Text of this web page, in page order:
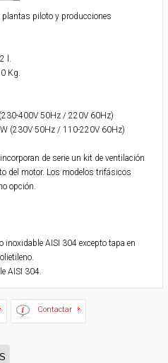
plantas piloto y producciones
l.
Kg.
400V 50Hz / 220V 60Hz)
(230V 50Hz / 110-220V 60Hz)
de serie un kit de ventilación
del motor. Los modelos trifásicos
opción.
inoxidable AISI 304 excepto tapa en
AISI 304.
Contactar